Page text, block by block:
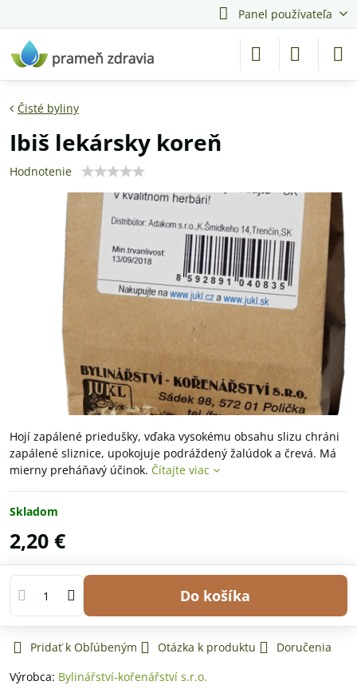
Panel používateľa
Čisté byliny
Ibiš lekársky koreň
Hodnotenie
Hojí zapálené priedušky, vďaka vysokému obsahu slizu chráni
zapálené sliznice, upokojuje podráždený žalúdok a črevá. Má
mierny preháňavý účinok. Čítajte viac
Skladom
2,20 €
Do košíka
Pridať k Obľúbeným Otázka k produktu
Doručenia
Výrobca: Bylinářství-kořenářství s.r.o.